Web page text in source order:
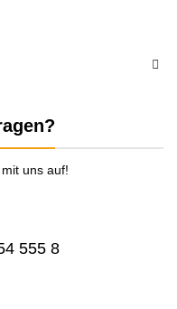
uns auf!
555 8